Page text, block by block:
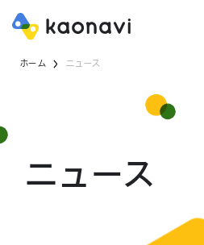
ホーム ニュース
ニュース